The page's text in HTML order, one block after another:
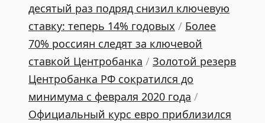
десятый раз подряд снизил ключевую
ставку: теперь 14% годовых / Более
70% россиян следят за ключевой
ставкой Центробанка / Золотой резерв
Центробанка РФ сократился до
минимума с февраля 2020 года /
Официальный курс евро приблизился